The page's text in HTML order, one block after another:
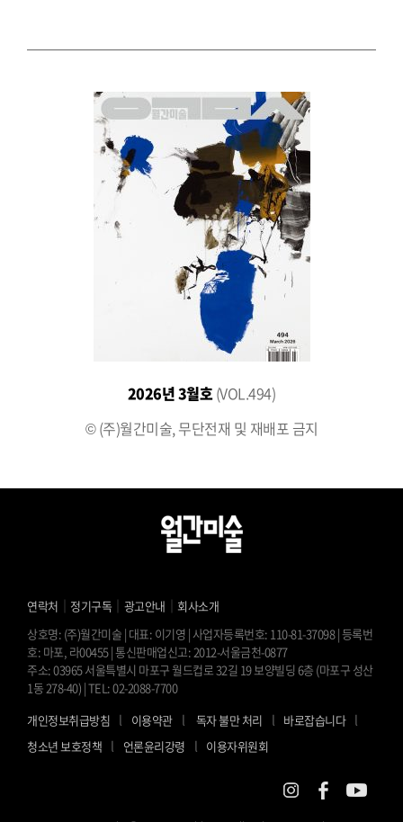
2026년 3월호(VOL.494)
© (주)월간미술, 무단전재 및 재배포 금지
연락처 ｜ 정기구독 ｜ 광고안내 ｜ 회사소개
상호명: (주)월간미술 | 대표: 이기영 | 사업자등록번호: 110-81-37098 | 등록번
호: 마포, 라00455 | 통신판매업신고: 2012-서울금천-0877
주소: 03965 서울특별시 마포구 월드컵로 32길 19 보양빌딩 6층 (마포구 성산
1동 278-40) | TEL: 02-2088-7700
개인정보취급방침 l 이용약관 l 독자 불만 처리 l 바로잡습니다 l
청소년 보호정책 l 언론윤리강령 l 이용자위원회